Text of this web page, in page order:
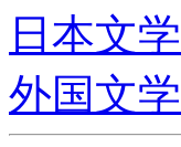
日本文
外国文